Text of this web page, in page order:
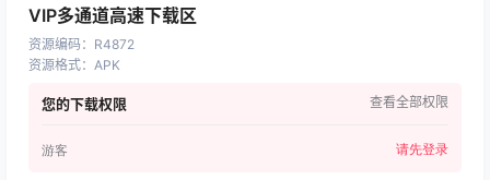
VIP多通道高速下载区
资源编码： R4872
资源格式： APK
您的下载权限 查看全部权限
游客 请先登录